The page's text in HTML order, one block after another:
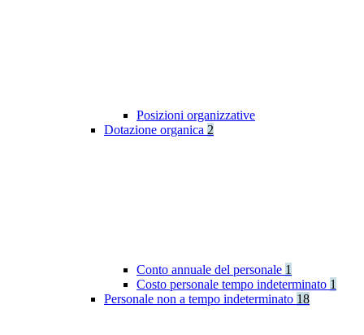
Posizioni organizzative
Dotazione organica 2
Conto annuale del personale 1
Costo personale tempo indeterminato 1
Personale non a tempo indeterminato 18